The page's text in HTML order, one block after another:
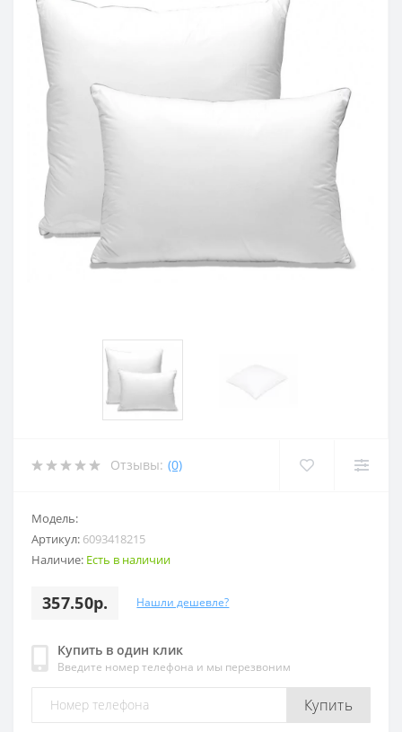
Отзывы: (0)
Модель:
Артикул: 6093418215
Наличие: Есть в наличии
357.50р. Нашли дешевле?
Купить в один клик
Введите номер телефона и мы перезвоним
Купить